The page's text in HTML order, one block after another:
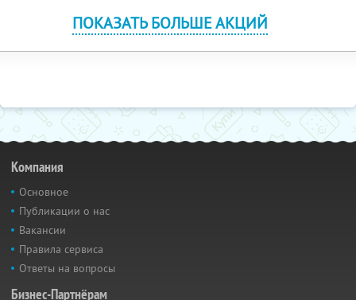
ПОКАЗАТЬ БОЛЬШЕ АКЦИЙ
Компания
Основное
Публикации о нас
Вакансии
Правила сервиса
Ответы на вопросы
Бизнес-Партнёрам